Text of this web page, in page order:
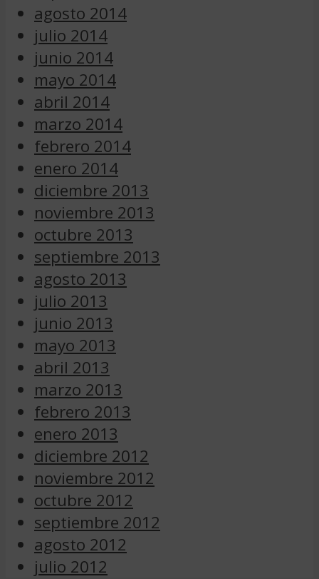
agosto 2014
julio 2014
junio 2014
mayo 2014
abril 2014
marzo 2014
febrero 2014
enero 2014
diciembre 2013
noviembre 2013
octubre 2013
septiembre 2013
agosto 2013
julio 2013
junio 2013
mayo 2013
abril 2013
marzo 2013
febrero 2013
enero 2013
diciembre 2012
noviembre 2012
octubre 2012
septiembre 2012
agosto 2012
julio 2012